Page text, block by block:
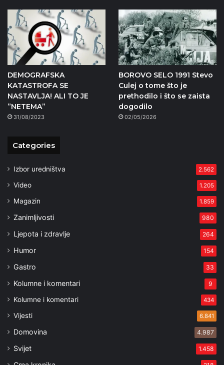
DEMOGRAFSKA
KATASTROFA SE
NASTAVLJA! ALI TO JE
”NETEMA”
31/08/2023
BOROVO SELO 1991 Stevo
Culej o tome što je
prethodilo i što se zaista
dogodilo
02/05/2026
Categories
Izbor uredništva 2.562
Video 1.205
Magazin 1.859
Zanimljivosti 980
Ljepota i zdravlje 264
Humor 154
Gastro 33
Kolumne i komentari 9
Kolumne i komentari 434
Vijesti 6.841
Domovina 4.987
Svijet 1.458